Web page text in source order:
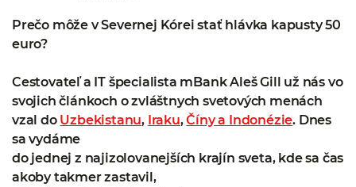
Prečo môže v Severnej Kórei stať hlávka kapusty 50
euro?
Cestovateľ a IT špecialista mBank Aleš Gill už nás vo
svojich článkoch o zvláštnych svetových menách
vzal do Uzbekistanu, Iraku,Číny a Indonézie. Dnes
sa vydáme
do jednej z najizolovanejších krajín sveta, kde sa čas
akoby takmer zastavil,